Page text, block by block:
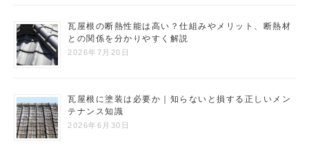
瓦屋根の断熱性能は高い？仕組みやメリット、断熱材
との関係を分かりやすく解説
2026年7月20日
瓦屋根に塗装は必要か｜知らないと損する正しいメン
テナンス知識
2026年6月30日